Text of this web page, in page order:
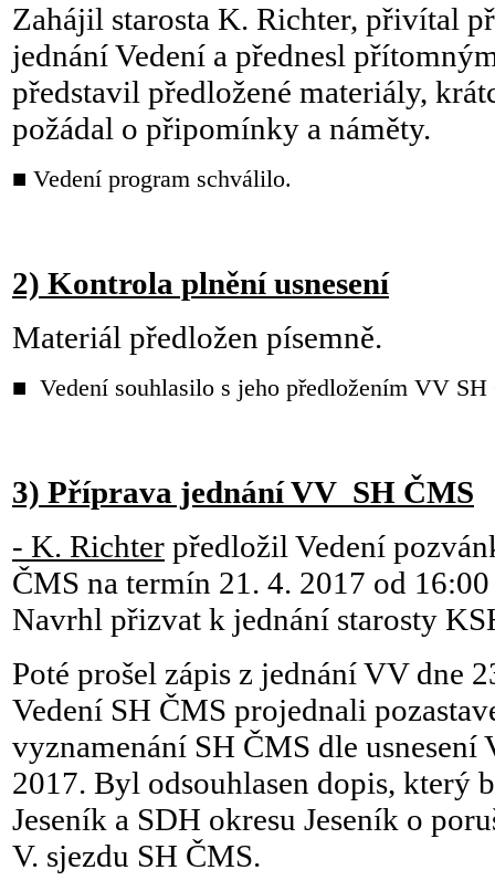
Zahájil starosta K. Richter, přivítal
jednání Vedení a přednesl
představil předložené materiály,
požádal o připomínky a náměty.
■ Vedení program schválilo.
2) Kontrola plnění usnesení
Materiál předložen písemně.
■ Vedení souhlasilo s jeho předložením VV SH
3) Příprava jednání VV SH ČMS
- K. Richter předložil Vedení
ČMS na termín 21. 4. 2017 od
Navrhl přizvat k jednání starosty
Poté prošel zápis z jednání VV dne
Vedení SH ČMS projednali
vyznamenání SH ČMS dle
2017. Byl odsouhlasen dopis, který
Jeseník a SDH okresu Jeseník o
V. sjezdu SH ČMS.